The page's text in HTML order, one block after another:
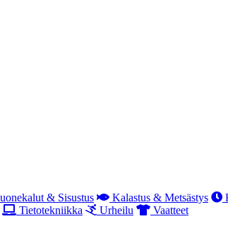
& Sisustus Kalastus & Metsästys
Tietotekniikka Urheilu Vaatteet